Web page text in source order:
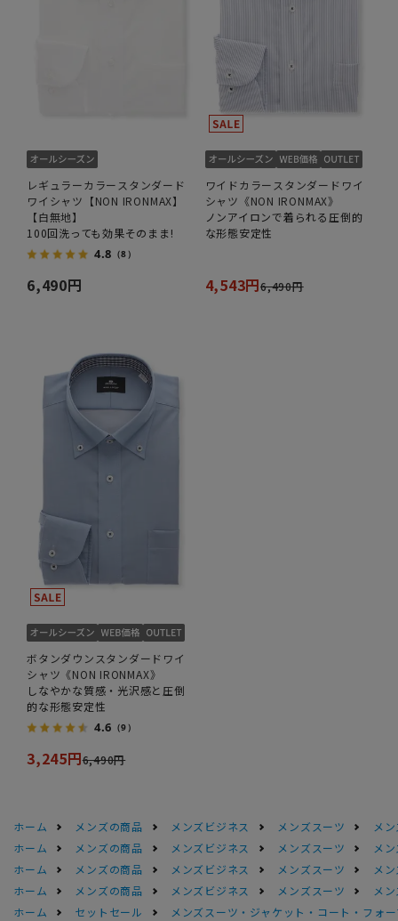
レギュラーカラースタンダード
ワイシャツ【NON IRONMAX】
【白無地】
100回洗っても効果そのまま!
4.8 （8）
6,490円
ワイドカラースタンダードワイ
シャツ《NON IRONMAX》
ノンアイロンで着られる圧倒的
な形態安定性
4,543円6,490円
ボタンダウンスタンダードワイ
シャツ《NON IRONMAX》
しなやかな質感・光沢感と圧倒
的な形態安定性
4.6 （9）
3,245円6,490円
ホーム メンズの商品 メンズビジネス メンズスーツ
メ
ホーム
メンズの商品 メンズビジネス メンズスーツ
メ
ホーム
メンズの商品 メンズビジネス メンズスーツ
メ
ホーム
メンズの商品 メンズビジネス メンズスーツ
メ
ホーム
セットセール メンズスーツ・ジャケット・コート・フォ